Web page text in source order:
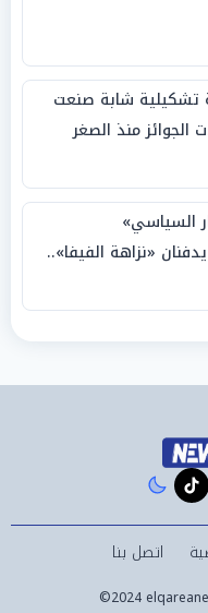
تشكيلية شابة صنعت
الجوائز منذ الصغر
السياسي»
«نزاهة الفيفا»..
tiktok
اتصل بنا
©2024